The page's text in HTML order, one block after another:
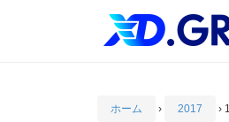
ホーム › 2017 ›